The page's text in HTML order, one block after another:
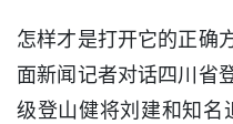
怎样才是打开它的正确
面新闻记者对话四川省
级登山健将刘建和知名